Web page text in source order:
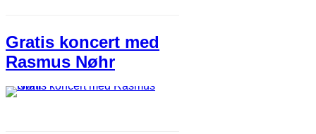
Gratis koncert med
Rasmus Nøhr